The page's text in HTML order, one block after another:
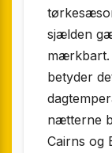
sjælden
mærkbart.
betyder
nætterne
Cairns og